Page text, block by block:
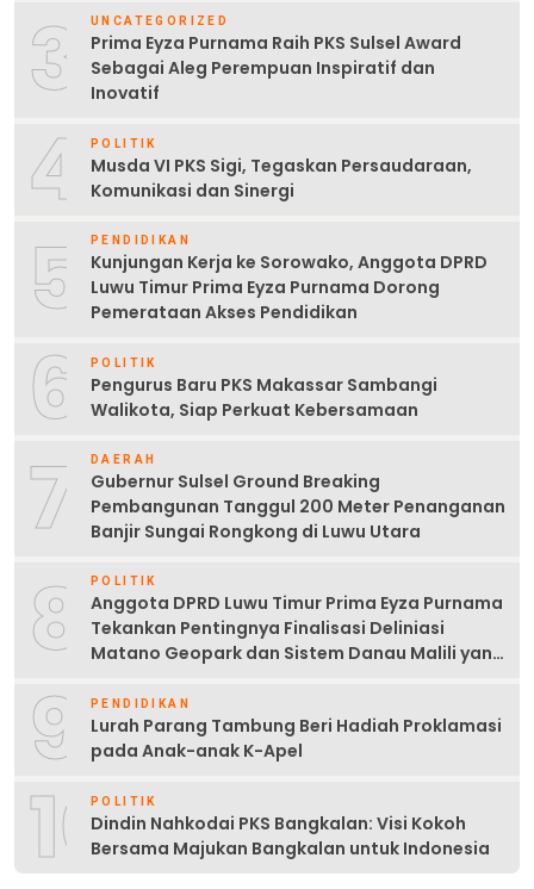
3 UNCATEGORIZED
Prima Eyza Purnama Raih PKS Sulsel Award
Sebagai Aleg Perempuan Inspiratif dan
Inovatif
4 POLITIK
Musda VI PKS Sigi, Tegaskan Persaudaraan,
Komunikasi dan Sinergi
5 PENDIDIKAN
Kunjungan Kerja ke Sorowako, Anggota DPRD
Luwu Timur Prima Eyza Purnama Dorong
Pemerataan Akses Pendidikan
6 POLITIK
Pengurus Baru PKS Makassar Sambangi
Walikota, Siap Perkuat Kebersamaan
7 DAERAH
Gubernur Sulsel Ground Breaking
Pembangunan Tanggul 200 Meter Penanganan
Banjir Sungai Rongkong di Luwu Utara
8 POLITIK
Anggota DPRD Luwu Timur Prima Eyza Purnama
Tekankan Pentingnya Finalisasi Deliniasi
Matano Geopark dan Sistem Danau Malili yang
9 PENDIDIKAN
Lurah Parang Tambung Beri Hadiah Proklamasi
pada Anak-anak K-Apel
10POLITIK
Dindin Nahkodai PKS Bangkalan: Visi Kokoh
Bersama Majukan Bangkalan untuk Indonesia